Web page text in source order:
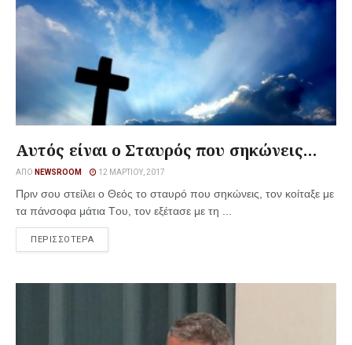
Αυτός είναι ο Σταυρός που σηκώνεις…
ΑΠΌ NEWSROOM 12 ΜΑΡΤΊΟΥ, 2017
Πριν σου στείλει ο Θεός το σταυρό που σηκώνεις, τον κοίταξε με
τα πάνσοφα μάτια Tου, τον εξέτασε με τη ...
ΠΕΡΙΣΣΟΤΕΡΑ